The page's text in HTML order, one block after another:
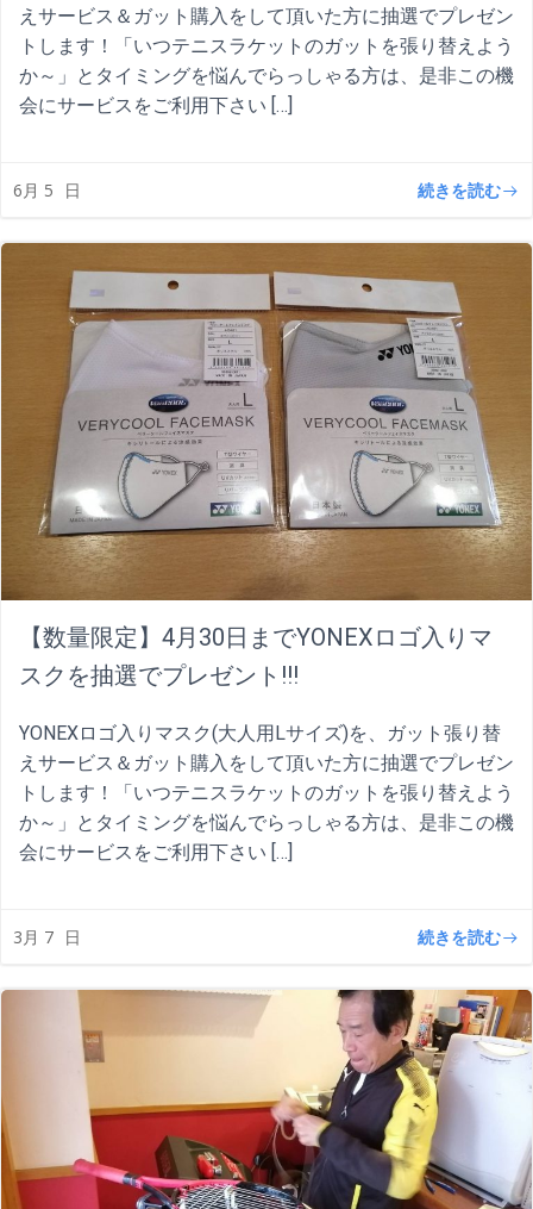
えサービス＆ガット購入をして頂いた方に抽選でプレゼン
トします！「いつテニスラケットのガットを張り替えよう
か～」とタイミングを悩んでらっしゃる方は、是非この機
会にサービスをご利用下さい […]
6月 5 日 続きを読む
【数量限定】4月30日までYONEXロゴ入りマ
スクを抽選でプレゼント!!!
YONEXロゴ入りマスク(大人用Lサイズ)を、ガット張り替
えサービス＆ガット購入をして頂いた方に抽選でプレゼン
トします！「いつテニスラケットのガットを張り替えよう
か～」とタイミングを悩んでらっしゃる方は、是非この機
会にサービスをご利用下さい […]
3月 7 日 続きを読む